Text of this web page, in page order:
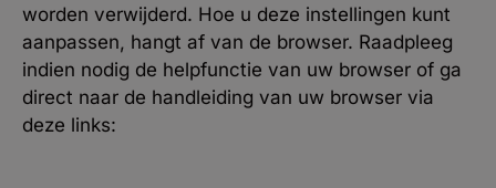
worden verwijderd. Hoe u deze instellingen kunt
aanpassen, hangt af van de browser. Raadpleeg
indien nodig de helpfunctie van uw browser of ga
direct naar de handleiding van uw browser via
deze links: